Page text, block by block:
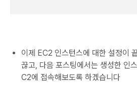
이제 EC2 인스턴스에 대한 설정이
끊고, 다음 포스팅에서는 생성한 인
C2에 접속해보도록 하겠습니다